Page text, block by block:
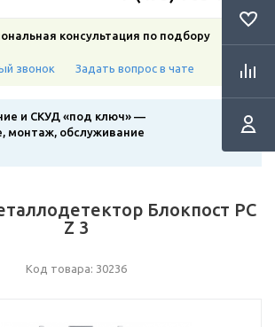
консультация по подбору
звонок
Задать вопрос в чате
и СКУД «под ключ» —
монтаж, обслуживание
Блокпост PC
Z 3
Код товара: 30236